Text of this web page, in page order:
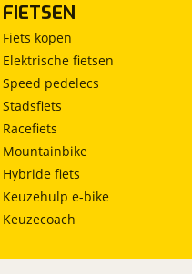
FIETSEN
Fiets kopen
Elektrische fietsen
Speed pedelecs
Stadsfiets
Racefiets
Mountainbike
Hybride fiets
Keuzehulp e-bike
Keuzecoach